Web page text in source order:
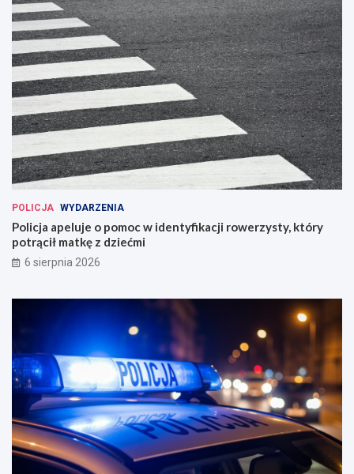
POLICJA WYDARZENIA
Policja apeluje o pomoc w identyfikacji rowerzysty, który
potrącił matkę z dziećmi
6 sierpnia 2026